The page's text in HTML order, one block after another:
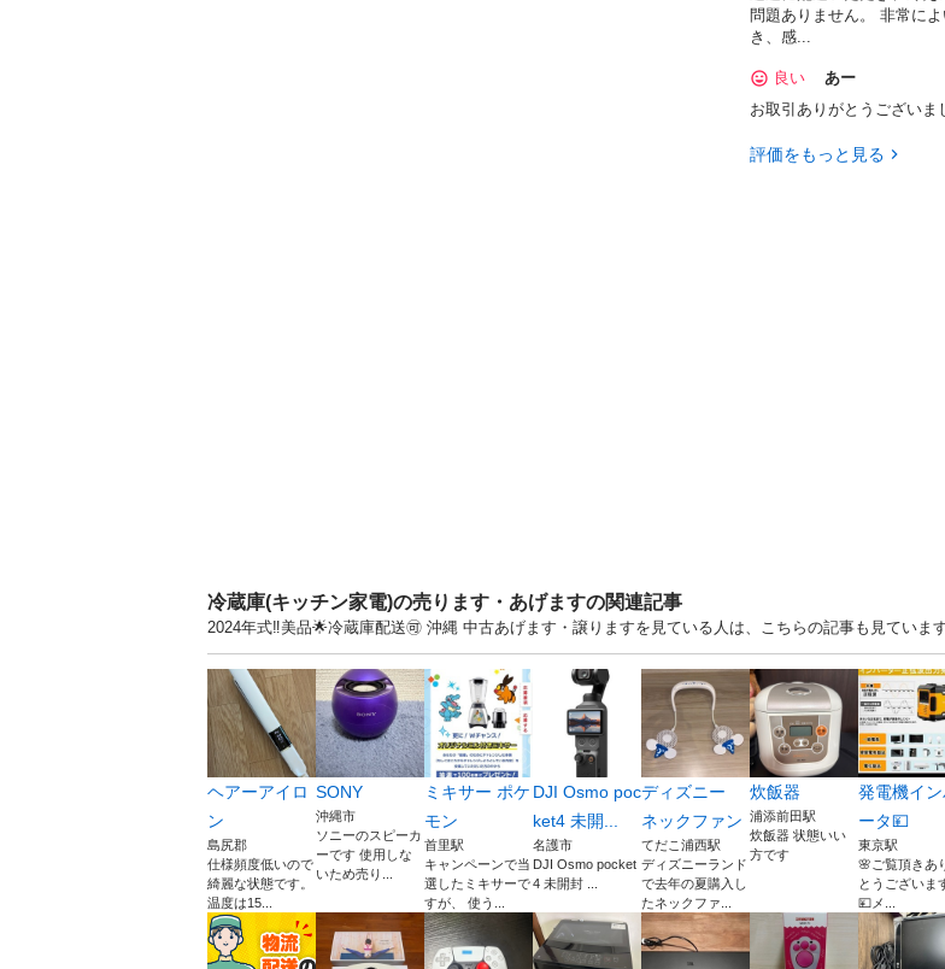
問題ありません。 非常に
き、感...
良い
あー
お取引ありがとうございま
評価をもっと見る
冷蔵庫(キッチン家電)の売ります・あげますの関連記事
2024年式‼️美品🌟冷蔵庫配送🉑 沖縄 中古あげます・譲りますを見ている人は、こちらの記事も見ています
ヘアーアイロ
ン
島尻郡
仕様頻度低いので
綺麗な状態です。
温度は15...
SONY
沖縄市
ソニーのスピーカ
ーです 使用しな
いため売り...
ミキサー ポケ
モン
首里駅
キャンペーンで当
選したミキサーで
すが、 使う...
DJI Osmo poc
ket4 未開...
名護市
DJI Osmo pocket
4 未開封 ...
ディズニー
ネックファン
てだこ浦西駅
ディズニーランド
で去年の夏購入し
たネックファ...
炊飯器
浦添前田駅
炊飯器 状態いい
方です
発電機イ
ータ💴
東京駅
🌸ご覧頂きあ
とうございま
💴メ...